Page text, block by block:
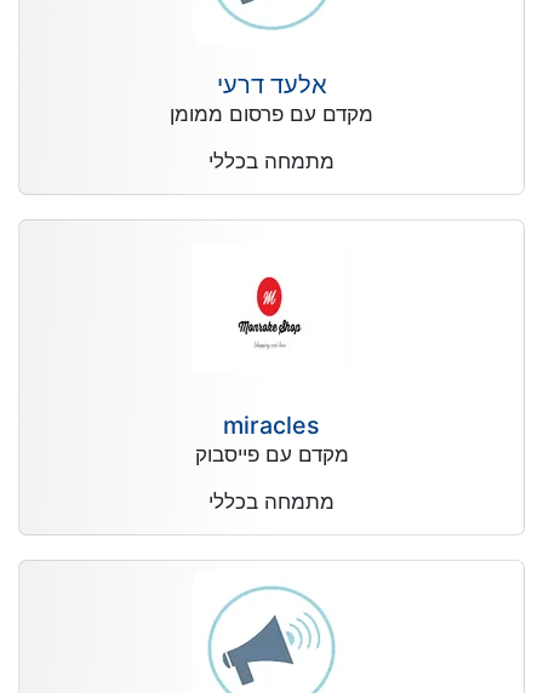
אלעד דרעי
מקדם עם פרסום ממומן
מתמחה בכללי
miracles
מקדם עם פייסבוק
מתמחה בכללי